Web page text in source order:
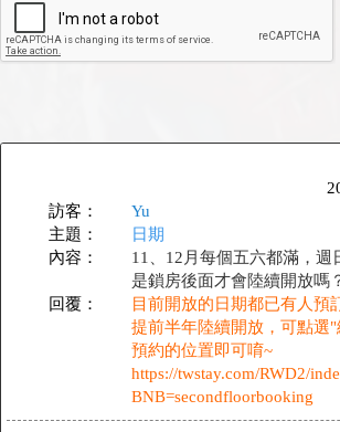
訪客：
Yu
主題：
日期
內容：
11、12月每個五六都滿，週
是鎖房後面才會陸續開放嗎
回覆：
目前開放的日期都已有人預
提前半年陸續開放，可點選
預約的位置即可唷~
https://twstay.com/RWD2/
BNB=secondfloorbooking